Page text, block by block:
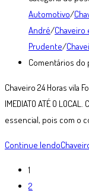
Automotivo/
André/Chaveiro
Prudente/
Comentários do
Chaveiro 24 Horas vila
IMEDIATO ATÉ O
essencial, pois com o
Continue lendo
1
2